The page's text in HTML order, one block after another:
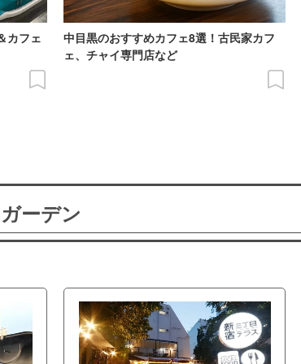
カフェ
中目黒のおすすめカフェ8選！古民家カフ
ェ、チャイ専門店など
ーデン